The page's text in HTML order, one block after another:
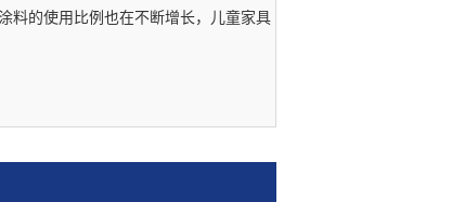
料的使用比例也在不断增长，儿童家具